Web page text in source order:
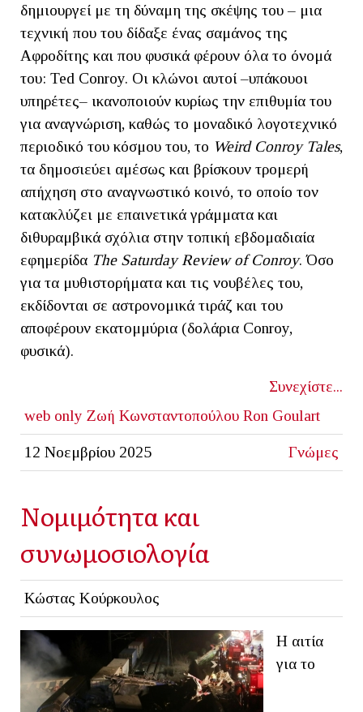
δημιουργεί με τη δύναμη της σκέψης του – μια
τεχνική που του δίδαξε ένας σαμάνος της
Αφροδίτης και που φυσικά φέρουν όλα το όνομά
του: Ted Conroy. Οι κλώνοι αυτοί –υπάκουοι
υπηρέτες– ικανοποιούν κυρίως την επιθυμία του
για αναγνώριση, καθώς το μοναδικό λογοτεχνικό
περιοδικό του κόσμου του, το WeirdConroyTales,
τα δημοσιεύει αμέσως και βρίσκουν τρομερή
απήχηση στο αναγνωστικό κοινό, το οποίο τον
κατακλύζει με επαινετικά γράμματα και
διθυραμβικά σχόλια στην τοπική εβδομαδιαία
εφημερίδα TheSaturdayReviewofConroy. Όσο
για τα μυθιστορήματα και τις νουβέλες του,
εκδίδονται σε αστρονομικά τιράζ και του
αποφέρουν εκατομμύρια (δολάρια Conroy,
φυσικά).
Συνεχίστε...
web only Ζωή Κωνσταντοπούλου Ron Goulart
12 Νοεμβρίου 2025 Γνώμες
Νομιμότητα και
συνωμοσιολογία
Κώστας Κούρκουλος
Η αιτία
για το